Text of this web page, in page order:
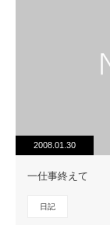
2008.01.30
一仕事終えて
日記